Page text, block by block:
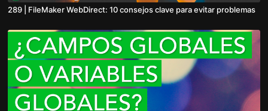
289 | FileMaker WebDirect: 10 consejos clave para evitar problemas